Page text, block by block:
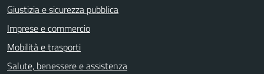
Giustizia e sicurezza pubblica
Imprese e commercio
Mobilità e trasporti
Salute, benessere e assistenza